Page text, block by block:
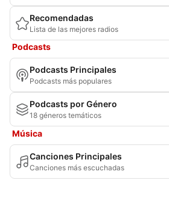
Recomendadas
Lista de las mejores radios
Podcasts
Podcasts Principales
Podcasts más populares
Podcasts por Género
18 géneros temáticos
Música
Canciones Principales
Canciones más escuchadas